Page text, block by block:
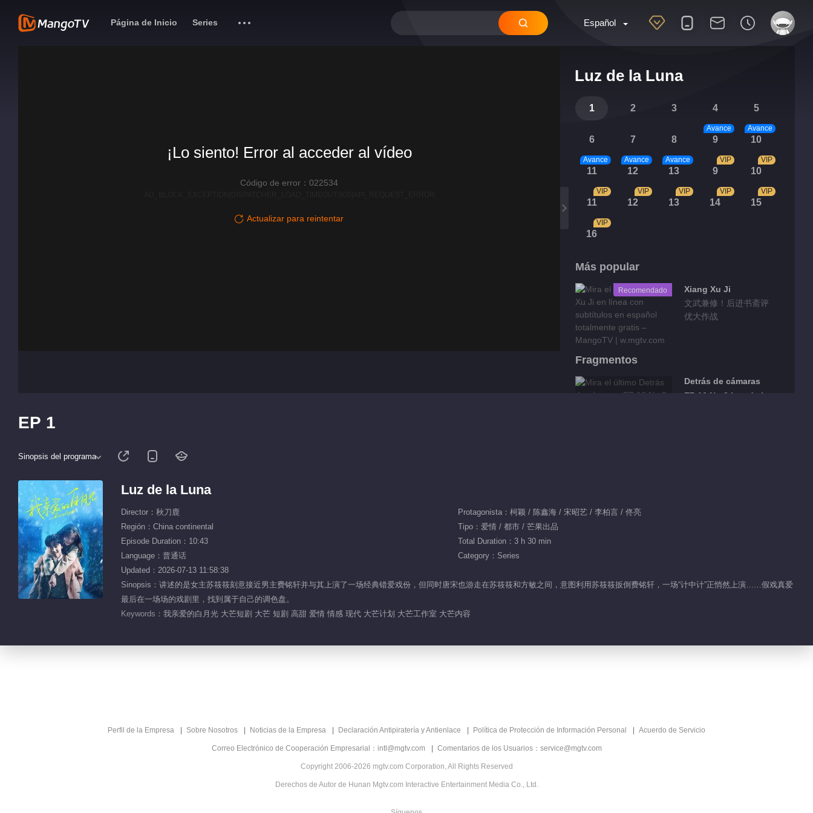
Español
Página de Inicio Series
Luz de la Luna
1 2 3 4 5
6 7 8 9
Avance
10
Avance
11
Avance
12
Avance
13
Avance
9
VIP
10
VIP
11
VIP
12
VIP
13
VIP
14
VIP
15
VIP
16
VIP
Más popular
Recomendado
Xiang Xu Ji
文武兼修！后进书斋评
优大作战
Fragmentos
Detrás de cámaras
EP 16 No.3 Luz de la
Moonlight
¡Lo siento! Error al acceder al vídeo
Código de error：022534
Actualizar para reintentar
EP 1
Sinopsis del programa
Luz de la Luna
Director：秋刀鹿
Protagonista：柯颖 / 陈鑫海 / 宋昭艺 / 李柏言 / 佟亮
Región：China continental
Tipo：爱情 / 都市 / 芒果出品
Episode Duration：10:43
Total Duration：3 h 30 min
Language：普通话
Category：Series
Updated：2026-07-13 11:58:38
Sinopsis：讲述的是女主苏筱筱刻意接近男主费铭轩并与其上演了一场经典错爱戏份，但同时唐宋也游走在苏筱筱和方敏之间，意图利用苏筱筱扳倒费铭轩，一场“计中计”正悄然上演……假戏真爱
最后在一场场的戏剧里，找到属于自己的调色盘。
Keywords： 我亲爱的白月光 大芒短剧 大芒 短剧 高甜 爱情 情感 现代 大芒计划 大芒工作室 大芒内容
Perfil de la Empresa Sobre Nosotros Noticias de la Empresa Declaración Antipiratería y Antienlace Política de Protección de Información Personal Acuerdo de Servicio
Correo Electrónico de Cooperación Empresarial：intl@mgtv.com Comentarios de los Usuarios：service@mgtv.com
Copyright 2006-2026 mgtv.com Corporation, All Rights Reserved
Derechos de Autor de Hunan Mgtv.com Interactive Entertainment Media Co., Ltd.